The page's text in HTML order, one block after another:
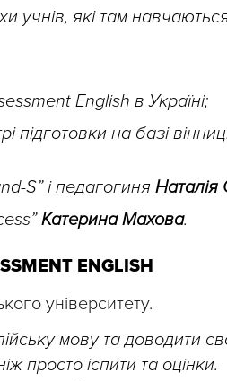
учнів, які там
English в Україні;
підготовки на базі
S” і педагогиня
Катерина Махова.
ENGLISH
університету.
мову та доводити
просто іспити та оцінки.